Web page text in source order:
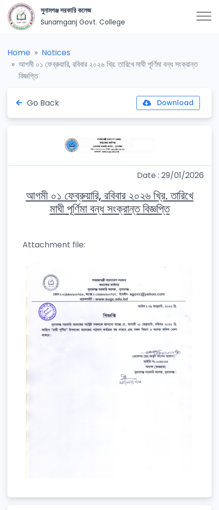
সুনামগঞ্জ সরকারি কলেজ
Sunamganj Govt. College
Home
Notices
আগমী ০১ ফেব্রুয়ারি, রবিবার ২০২৬ খ্রি. তারিখে মাঘী পূর্ণিমা বন্ধ সংক্রান্ত
বিজ্ঞপ্তি
Go Back Download
Date : 29/01/2026
আগমী ০১ ফেব্রুয়ারি, রবিবার ২০২৬ খ্রি. তারিখে
মাঘী পূর্ণিমা বন্ধ সংক্রান্ত বিজ্ঞপ্তি
Attachment file: